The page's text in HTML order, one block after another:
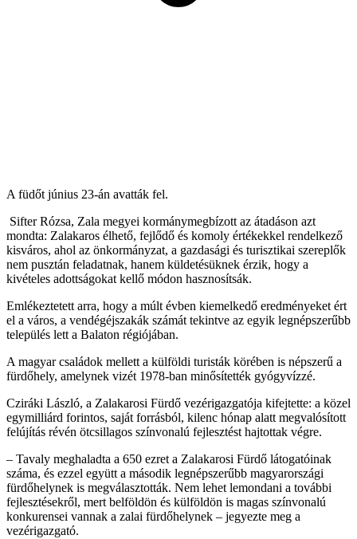
A füdőt június 23-án avatták fel.
Sifter Rózsa, Zala megyei kormánymegbízott az átadáson azt
mondta: Zalakaros élhető, fejlődő és komoly értékekkel rendelkező
kisváros, ahol az önkormányzat, a gazdasági és turisztikai szereplők
nem pusztán feladatnak, hanem küldetésüknek érzik, hogy a
kivételes adottságokat kellő módon hasznosítsák.
Emlékeztetett arra, hogy a múlt évben kiemelkedő eredményeket ért
el a város, a vendégéjszakák számát tekintve az egyik legnépszerűbb
település lett a Balaton régiójában.
A magyar családok mellett a külföldi turisták körében is népszerű a
fürdőhely, amelynek vizét 1978-ban minősítették gyógyvízzé.
Cziráki László, a Zalakarosi Fürdő vezérigazgatója kifejtette: a közel
egymilliárd forintos, saját forrásból, kilenc hónap alatt megvalósított
felújítás révén ötcsillagos színvonalú fejlesztést hajtottak végre.
– Tavaly meghaladta a 650 ezret a Zalakarosi Fürdő látogatóinak
száma, és ezzel együtt a második legnépszerűbb magyarországi
fürdőhelynek is megválasztották. Nem lehet lemondani a további
fejlesztésekről, mert belföldön és külföldön is magas színvonalú
konkurensei vannak a zalai fürdőhelynek – jegyezte meg a
vezérigazgató.